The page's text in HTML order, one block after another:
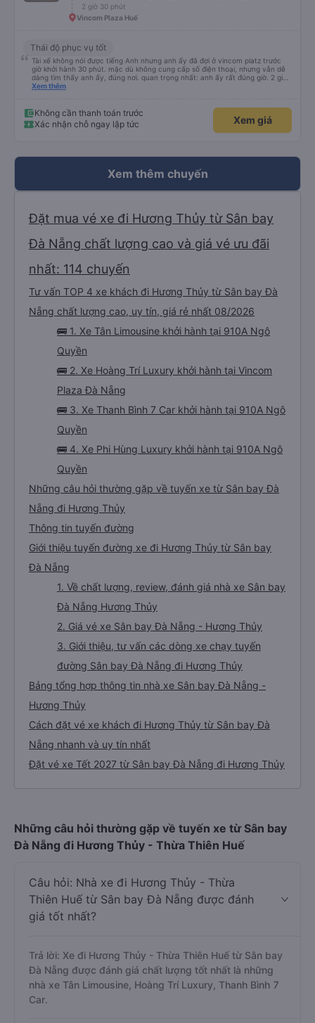
2 giờ 30 phút
Vincom Plaza Huế
Thái độ phục vụ tốt
Tài xế không nói được tiếng Anh nhưng anh ấy đã đợi ở vincom platz trước
giờ khởi hành 30 phút. mặc dù không cung cấp số điện thoại, nhưng vẫn dễ
dàng tìm thấy anh ấy, đúng nơi. quan trọng nhất: anh ấy rất đúng giờ. 2 giờ
15 phút đến khách sạn của chúng tôi ở Đà Nẵng. tôi muốn boa tiền cho anh
Xem thêm
Không cần thanh toán trước
Xác nhận chỗ ngay lập tức
Xem giá
Xem thêm chuyến
Đặt mua vé xe đi Hương Thủy từ Sân bay
Đà Nẵng chất lượng cao và giá vé ưu đãi
nhất: 114 chuyến
Tư vấn TOP 4 xe khách đi Hương Thủy từ Sân bay Đà
Nẵng chất lượng cao, uy tín, giá rẻ nhất 08/2026
🚌 1. Xe Tân Limousine khởi hành tại 910A Ngô
Quyền
🚌 2. Xe Hoàng Trí Luxury khởi hành tại Vincom
Plaza Đà Nẵng
🚌 3. Xe Thanh Bình 7 Car khởi hành tại 910A Ngô
Quyền
🚌 4. Xe Phi Hùng Luxury khởi hành tại 910A Ngô
Quyền
Những câu hỏi thường gặp về tuyến xe từ Sân bay Đà
Nẵng đi Hương Thủy
Thông tin tuyến đường
Giới thiệu tuyến đường xe đi Hương Thủy từ Sân bay
Đà Nẵng
1. Về chất lượng, review, đánh giá nhà xe Sân bay
Đà Nẵng Hương Thủy
2. Giá vé xe Sân bay Đà Nẵng - Hương Thủy
3. Giới thiệu, tư vấn các dòng xe chạy tuyến
đường Sân bay Đà Nẵng đi Hương Thủy
Bảng tổng hợp thông tin nhà xe Sân bay Đà Nẵng -
Hương Thủy
Cách đặt vé xe khách đi Hương Thủy từ Sân bay Đà
Nẵng nhanh và uy tín nhất
Đặt vé xe Tết 2027 từ Sân bay Đà Nẵng đi Hương Thủy
Những câu hỏi thường gặp về tuyến xe từ Sân bay
Đà Nẵng đi Hương Thủy - Thừa Thiên Huế
Câu hỏi: Nhà xe đi Hương Thủy - Thừa
Thiên Huế từ Sân bay Đà Nẵng được đánh
giá tốt nhất?
Trả lời: Xe đi Hương Thủy - Thừa Thiên Huế từ Sân bay
Đà Nẵng được đánh giá chất lượng tốt nhất là những
nhà xe Tân Limousine, Hoàng Trí Luxury, Thanh Bình 7
Car.